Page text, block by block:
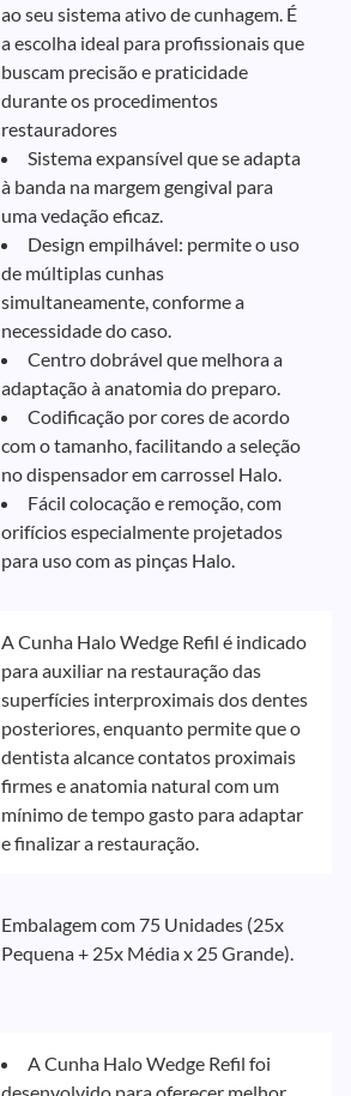
ao seu sistema ativo de cunhagem. É
a escolha ideal para profissionais que
buscam precisão e praticidade
durante os procedimentos
restauradores
Sistema expansível que se adapta
à banda na margem gengival para
uma vedação eficaz.
Design empilhável: permite o uso
de múltiplas cunhas
simultaneamente, conforme a
necessidade do caso.
Centro dobrável que melhora a
adaptação à anatomia do preparo.
Codificação por cores de acordo
com o tamanho, facilitando a seleção
no dispensador em carrossel Halo.
Fácil colocação e remoção, com
orifícios especialmente projetados
para uso com as pinças Halo.
A Cunha Halo Wedge Refil é indicado
para auxiliar na restauração das
superfícies interproximais dos dentes
posteriores, enquanto permite que o
dentista alcance contatos proximais
firmes e anatomia natural com um
mínimo de tempo gasto para adaptar
e finalizar a restauração.
Embalagem com 75 Unidades (25x
Pequena + 25x Média x 25 Grande).
A Cunha Halo Wedge Refil foi